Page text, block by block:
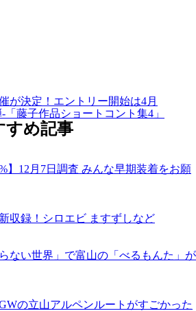
が決定！エントリー開始は4月
藤子作品ショートコント集4」
すめ記事
】12月7日調査 みんな早期装着をお願
収録！シロエビ ますずしなど
ない世界」で富山の「べるもんた」が
の立山アルペンルートがすごかった